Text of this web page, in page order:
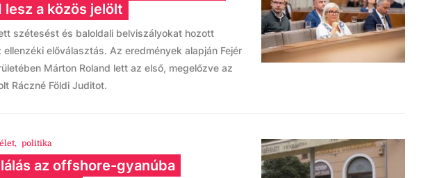
lesz a közös jelölt
szétesést és baloldali belviszályokat hozott
előválasztás. Az eredmények alapján Fejér
Márton Roland lett az első, megelőzve az
Ráczné Földi Juditot.
, politika
az offshore-gyanúba